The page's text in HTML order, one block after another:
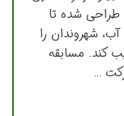
طراحی شده تا
شهروندان را
کند. مسابقه
…